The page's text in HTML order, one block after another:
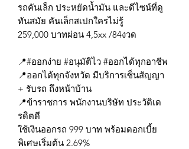
รถคันเล็ก ประหยัดน้ำมัน และดีไซน์ที่ดู
ทันสมัย คันเล็กสเปกใครไม่รู้
259,000 บาทผ่อน 4,5xx /84งวด
📍#ออกง่าย #อนุมัติไว #ออกได้ทุกอาชีพ
📍ออกได้ทุกจังหวัด มีบริการเซ็นสัญญา
+ รับรถ ถึงหน้าบ้าน
📍ข้าราชการ พนักงานบริษัท ประวัติเด
รดิตดี
ใช้เงินออกรถ 999 บาท พร้อมดอกเบี้ย
พิเศษเริ่มต้น 2.69%